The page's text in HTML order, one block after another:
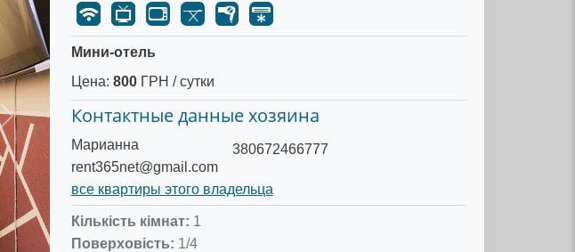
Следующее
Мини-отель
Цена: 800ГРН / сутки
Контактные данные хозяина
Марианна
rent365net@gmail.com
380672466777
все квартиры этого владельца
Кількість кімнат: 1
Поверховість: 1/4